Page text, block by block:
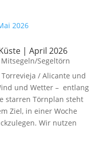
| April 2026
Mitsegeln/Segeltörn
/ Alicante und
und Wetter – entlang
starren Törnplan steht
Ziel, in einer Woche
Wir nutzen